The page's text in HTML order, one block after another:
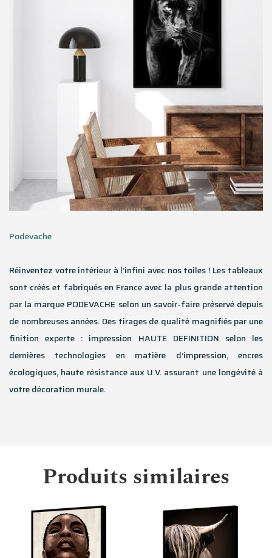
Podevache
Réinventez votre intérieur à l’infini avec nos toiles ! Les tableaux
sont créés et fabriqués en France avec la plus grande attention
par la marque PODEVACHE selon un savoir-faire préservé depuis
de nombreuses années. Des tirages de qualité magnifiés par une
finition experte : impression HAUTE DEFINITION selon les
dernières technologies en matière d’impression, encres
écologiques, haute résistance aux U.V. assurant une longévité à
votre décoration murale.
Produits similaires